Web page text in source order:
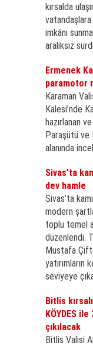
kırsalda
imkânı
aralıksız
Ermenek
paramotor
Karaman
Kalesi’nde
hazırlanan
Paraşütü ve
alanında
Sivas’ta
dev hamle
Sivas’ta
modern
toplu temel
düzenlendi.
Mustafa
seviyeye
Bitlis
KÖYDES
çıkılacak
Bitlis Valisi